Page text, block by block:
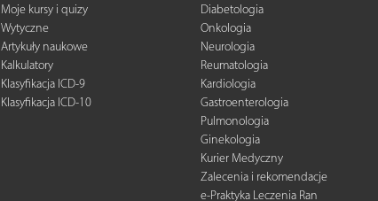
Moje kursy i quizy
Wytyczne
Artykuły naukowe
Kalkulatory
Klasyfikacja ICD-9
Klasyfikacja ICD-10
Diabetologia
Onkologia
Neurologia
Reumatologia
Kardiologia
Gastroenterologia
Pulmonologia
Ginekologia
Kurier Medyczny
Zalecenia i rekomendacje
e-Praktyka Leczenia Ran